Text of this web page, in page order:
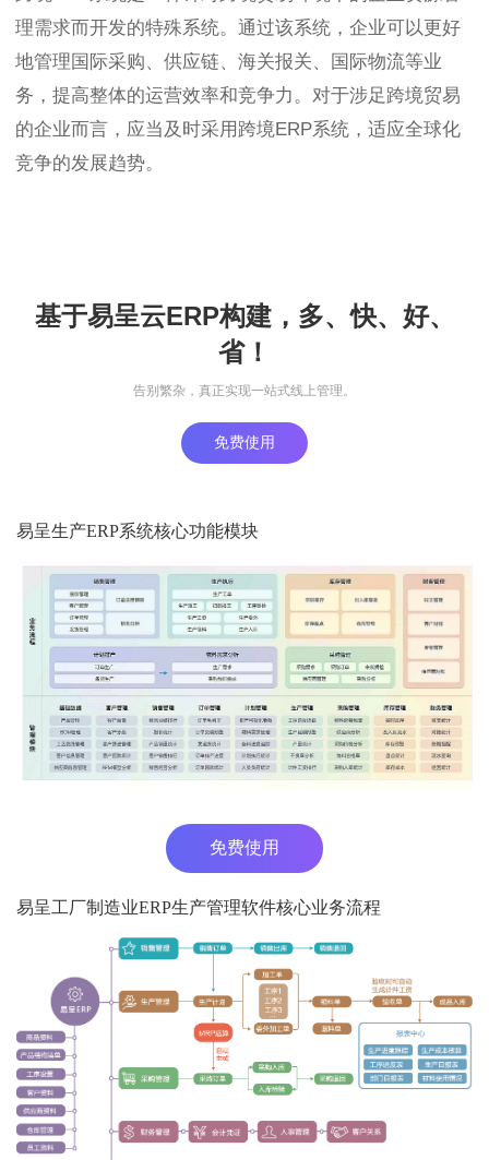
理需求而开发的特殊系统。通过该系统，企业可以更好
地管理国际采购、供应链、海关报关、国际物流等业
务，提高整体的运营效率和竞争力。对于涉足跨境贸易
的企业而言，应当及时采用跨境ERP系统，适应全球化
竞争的发展趋势。
基于易呈云ERP构建，多、快、好、
省！
告别繁杂，真正实现一站式线上管理。
免费使用
易呈生产ERP系统核心功能模块
免费使用
易呈工厂制造业ERP生产管理软件核心业务流程